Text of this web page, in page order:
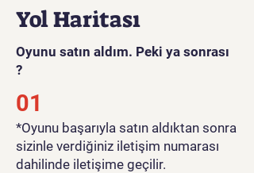
Yol Haritası
Oyunu satın aldım. Peki ya sonrası
?
01
*Oyunu başarıyla satın aldıktan sonra
sizinle verdiğiniz iletişim numarası
dahilinde iletişime geçilir.